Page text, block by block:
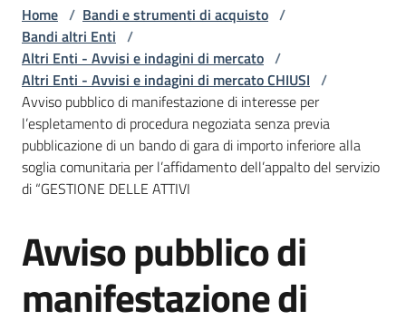
telematici
L'Agenzia
Bandi
e
di
acquisto
Home / Bandi e strumenti di acquisto /
Bandi altri Enti /
Altri Enti - Avvisi e indagini di mercato /
Altri Enti - Avvisi e indagini di mercato CHIUSI /
Avviso pubblico di manifestazione di interesse per
l’espletamento di procedura negoziata senza previa
pubblicazione di un bando di gara di importo inferiore alla
soglia comunitaria per l’affidamento dell’appalto del servizio
di “GESTIONE DELLE ATTIVI
Salta al contenuto
Avviso pubblico di
manifestazione di